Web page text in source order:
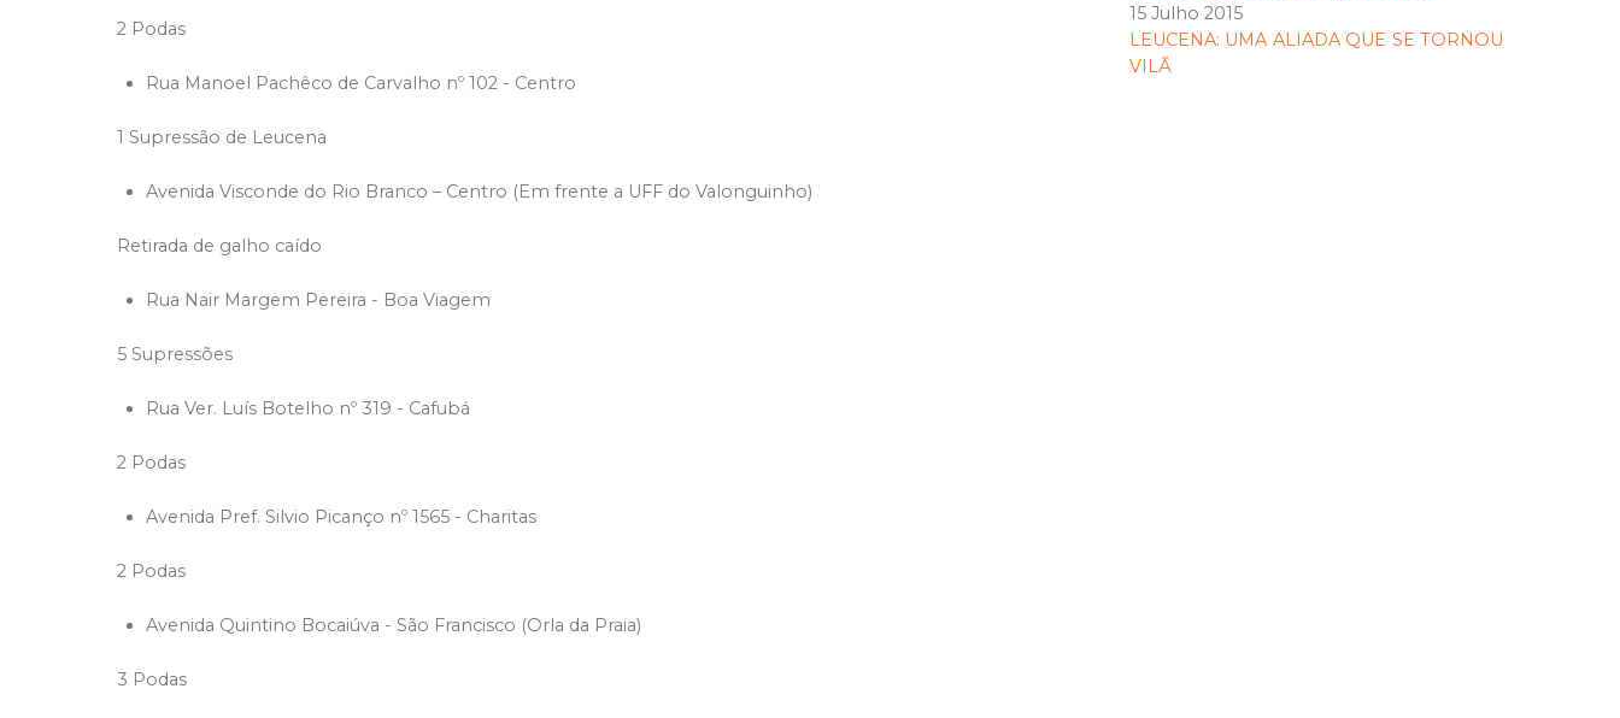
2 Podas
Rua Manoel Pachêco de Carvalho nº 102 - Centro
1 Supressão de Leucena
Avenida Visconde do Rio Branco – Centro (Em frente a UFF do Valonguinho)
Retirada de galho caído
Rua Nair Margem Pereira - Boa Viagem
5 Supressões
Rua Ver. Luís Botelho nº 319 - Cafubá
2 Podas
Avenida Pref. Silvio Picanço nº 1565 - Charitas
2 Podas
Avenida Quintino Bocaiúva - São Francisco (Orla da Praia)
3 Podas
15 Julho 2015
LEUCENA: UMA ALIADA QUE SE TORNOU
VILÃ